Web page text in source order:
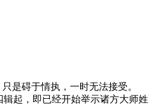
是碍于情执，一时无法接受。
起，即已经开始举示诸方大师姓